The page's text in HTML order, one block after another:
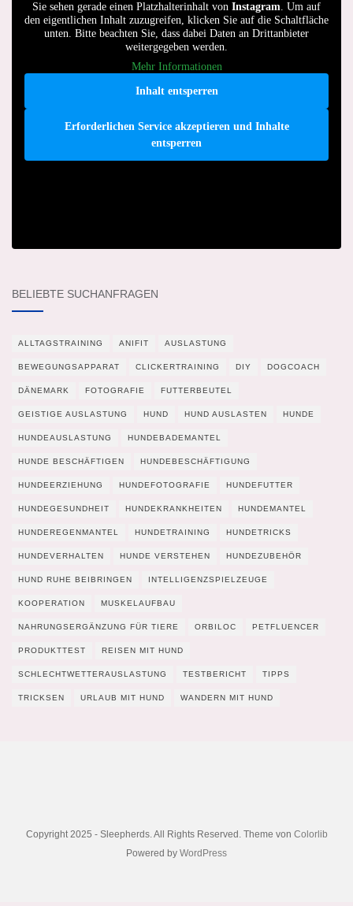
Sie sehen gerade einen Platzhalterinhalt von Instagram. Um auf
den eigentlichen Inhalt zuzugreifen, klicken Sie auf die Schaltfläche
unten. Bitte beachten Sie, dass dabei Daten an Drittanbieter
weitergegeben werden.
Mehr Informationen
Inhalt entsperren
Erforderlichen Service akzeptieren und Inhalte
entsperren
BELIEBTE SUCHANFRAGEN
ALLTAGSTRAINING ANIFIT AUSLASTUNG
BEWEGUNGSAPPARAT CLICKERTRAINING DIY DOGCOACH
DÄNEMARK FOTOGRAFIE FUTTERBEUTEL
GEISTIGE AUSLASTUNG HUND HUND AUSLASTEN HUNDE
HUNDEAUSLASTUNG HUNDEBADEMANTEL
HUNDE BESCHÄFTIGEN HUNDEBESCHÄFTIGUNG
HUNDEERZIEHUNG HUNDEFOTOGRAFIE HUNDEFUTTER
HUNDEGESUNDHEIT HUNDEKRANKHEITEN HUNDEMANTEL
HUNDEREGENMANTEL HUNDETRAINING HUNDETRICKS
HUNDEVERHALTEN HUNDE VERSTEHEN HUNDEZUBEHÖR
HUND RUHE BEIBRINGEN INTELLIGENZSPIELZEUGE
KOOPERATION MUSKELAUFBAU
NAHRUNGSERGÄNZUNG FÜR TIERE ORBILOC PETFLUENCER
PRODUKTTEST REISEN MIT HUND
SCHLECHTWETTERAUSLASTUNG TESTBERICHT TIPPS
TRICKSEN URLAUB MIT HUND WANDERN MIT HUND
Copyright 2025 - Sleepherds. All Rights Reserved. Theme von Colorlib
Powered by WordPress